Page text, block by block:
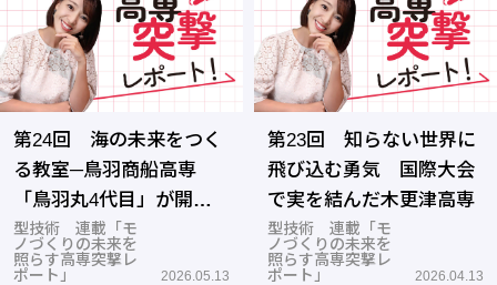
第24回 海の未来をつく
る教室─鳥羽商船高専
「鳥羽丸4代目」が開い
た新しい学びの海
型技術 連載「モ
ノづくりの未来を
照らす高専突撃レ
ポート」
2026.05.13
第23回 知らない世界に
飛び込む勇気 国際大会
で実を結んだ木更津高専
型技術 連載「モ
ノづくりの未来を
照らす高専突撃レ
ポート」
2026.04.13